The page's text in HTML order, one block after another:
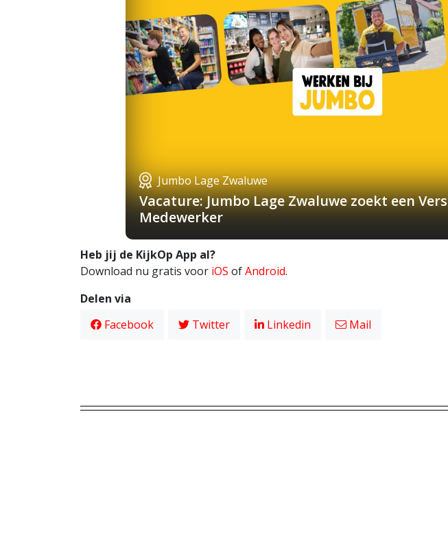
Jumbo Lage Zwaluwe
Vacature: Jumbo Lage Zwaluwe zoekt een Vers
Medewerker
Heb jij de KijkOp App al?
Download nu gratis voor iOS ofAndroid.
Delen via
Facebook
Twitter Linkedin Mail